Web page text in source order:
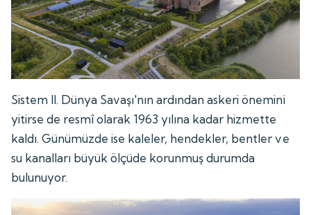
Sistem II. Dünya Savaşı'nın ardından askeri önemini
yitirse de resmî olarak 1963 yılına kadar hizmette
kaldı. Günümüzde ise kaleler, hendekler, bentler ve
su kanalları büyük ölçüde korunmuş durumda
bulunuyor.